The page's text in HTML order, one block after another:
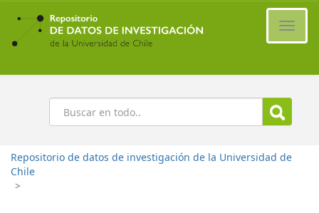
Ir
contenido
principal
Buscar
Repositorio de datos de investigación de la Universidad de
Chile
>